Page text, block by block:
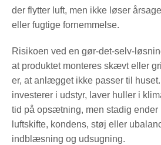
der flytter luft, men ikke løser
eller fugtige fornemmelse.
Risikoen ved en gør-det-selv-
at produktet monteres skævt eller
er, at anlægget ikke passer til
investerer i udstyr, laver huller i
tid på opsætning, men stadig
luftskifte, kondens, støj eller
indblæsning og udsugning.